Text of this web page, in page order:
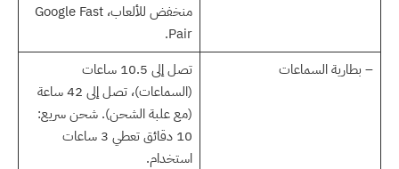
منخفض للألعاب، Google Fast
Pair.
– بطارية السماعات
تصل إلى 10.5 ساعات
(السماعات)، تصل إلى 42 ساعة
(مع علبة الشحن). شحن سريع:
10 دقائق تعطي 3 ساعات
استخدام.